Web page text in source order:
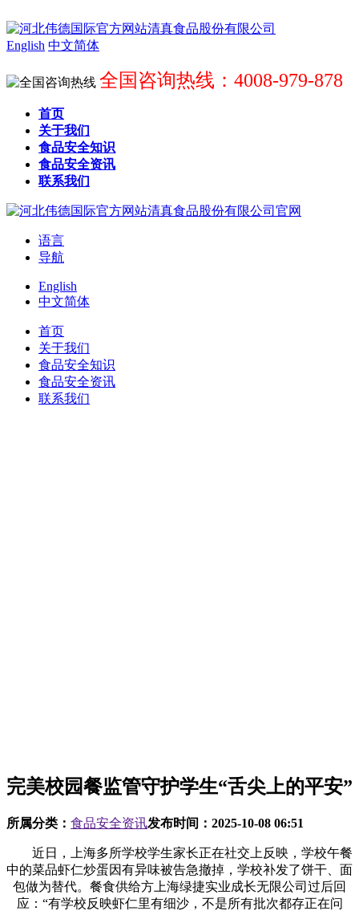
English 中文简体
全国咨询热线：4008-979-878
首页
关于我们
食品安全知识
食品安全资讯
联系我们
语言
导航
English
中文简体
首页
关于我们
食品安全知识
食品安全资讯
联系我们
完美校园餐监管守护学生“舌尖上的平安”
所属分类： 食品安全资讯发布时间： 2025-10-08 06:51
近日，上海多所学校学生家长正在社交上反映，学校午餐
中的菜品虾仁炒蛋因有异味被告急撤掉，学校补发了饼干、面
包做为替代。餐食供给方上海绿捷实业成长无限公司过后回
应：“有学校反映虾仁里有细沙，不是所有批次都存正在问